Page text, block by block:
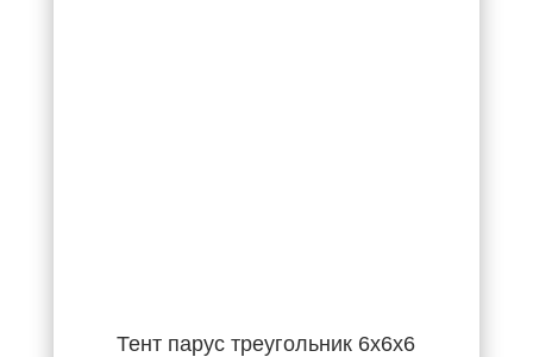
Тент парус треугольник 6х6х6